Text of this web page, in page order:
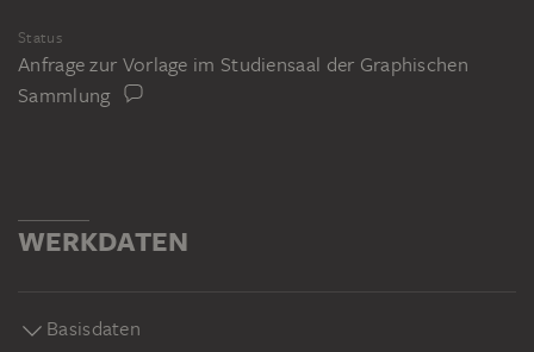
Status
Anfrage zur Vorlage im Studiensaal der Graphischen
Sammlung
WERKDATEN
Basisdaten